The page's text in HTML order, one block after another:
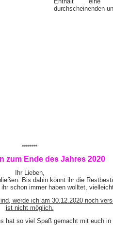
durchscheinenden
********
zum Ende des Jahres 2020
Ihr Lieben,
Bis dahin könnt ihr die
schon immer haben wolltet,
werde ich am 30.12.2020 noch
ist nicht möglich.
hat so viel Spaß gemacht mit euch